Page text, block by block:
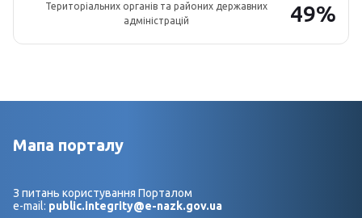
49%
Територіальних органів та районих державних
адміністрацій
Мапа порталу
З питань користування Порталом
e-mail: public.integrity@e-nazk.gov.ua